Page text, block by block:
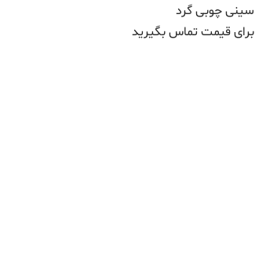
سینی چوبی گرد
برای قیمت تماس بگیرید